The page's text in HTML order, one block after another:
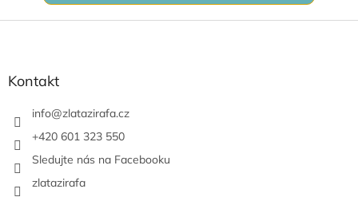
Z
Kontakt
info@zlatazirafa.cz
+420 601 323 550
Sledujte nás na Facebooku
zlatazirafa